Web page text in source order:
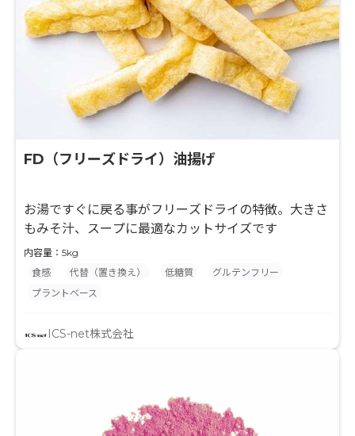
FD（フリーズドライ）油揚げ
お湯ですぐに戻る事がフリーズドライの特徴。大きさ
もみそ汁、スープに最適なカットサイズです
内容量：5kg
食感
代替（置き換え） 低糖質
グルテンフリー
プラントベース
ICS-net株式会社